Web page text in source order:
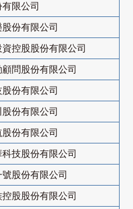
限公司
份有限公司
控股股份有限公司
問股份有限公司
份有限公司
份有限公司
份有限公司
技股份有限公司
股份有限公司
股股份有限公司